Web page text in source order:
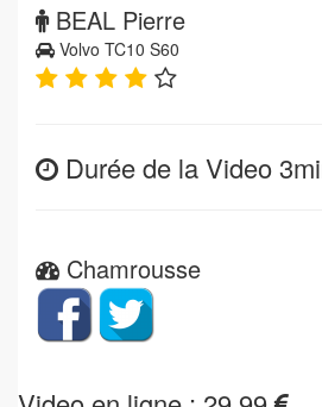
BEAL Pierre
Volvo TC10 S60
Durée de la Video
Chamrousse